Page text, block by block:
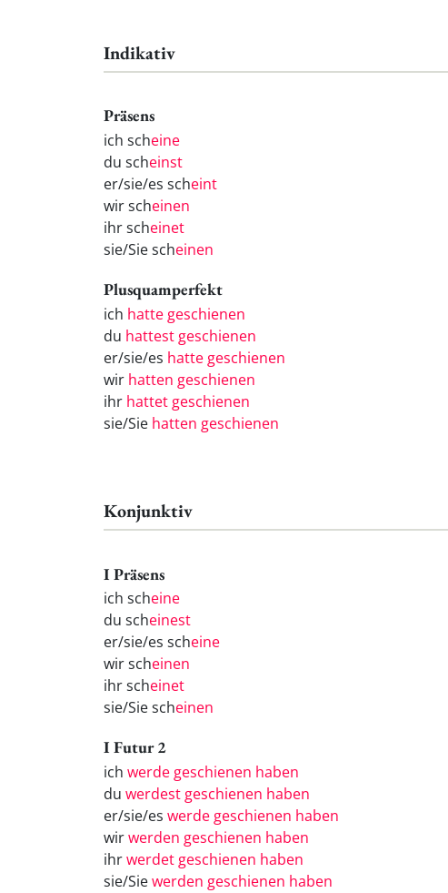
Indikativ
Präsens
ich scheine
du scheinst
er/sie/es scheint
wir scheinen
ihr scheinet
sie/Sie scheinen
Plusquamperfekt
ich hatte geschienen
du hattest geschienen
er/sie/es hatte geschienen
wir hatten geschienen
ihr hattet geschienen
sie/Sie hatten geschienen
Konjunktiv
I Präsens
ich scheine
du scheinest
er/sie/es scheine
wir scheinen
ihr scheinet
sie/Sie scheinen
I Futur 2
ich werde geschienen haben
du werdest geschienen haben
er/sie/es werde geschienen haben
wirwerden geschienen haben
ihrwerdet geschienen haben
sie/Siewerden geschienen haben